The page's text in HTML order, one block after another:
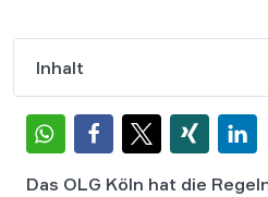
Inhalt
Das OLG Köln hat die